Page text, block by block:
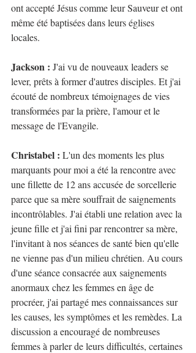
ont accepté Jésus comme leur Sauveur et ont
même été baptisées dans leurs églises
locales.
Jackson : J'ai vu de nouveaux leaders se
lever, prêts à former d'autres disciples. Et j'ai
écouté de nombreux témoignages de vies
transformées par la prière, l'amour et le
message de l'Evangile.
Christabel : L'un des moments les plus
marquants pour moi a été la rencontre avec
une fillette de 12 ans accusée de sorcellerie
parce que sa mère souffrait de saignements
incontrôlables. J'ai établi une relation avec la
jeune fille et j'ai fini par rencontrer sa mère,
l'invitant à nos séances de santé bien qu'elle
ne vienne pas d'un milieu chrétien. Au cours
d'une séance consacrée aux saignements
anormaux chez les femmes en âge de
procréer, j'ai partagé mes connaissances sur
les causes, les symptômes et les remèdes. La
discussion a encouragé de nombreuses
femmes à parler de leurs difficultés, certaines